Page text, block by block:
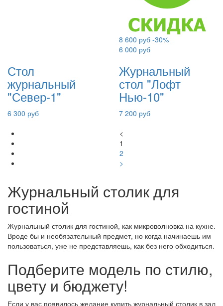
8 600 руб -30%
6 000 руб
Стол
журнальный
"Север-1"
6 300 руб
Журнальный
стол "Лофт
Нью-10"
7 200 руб
<
1
2
>
Журнальный столик для
гостиной
Журнальный столик для гостиной, как микроволновка на кухне.
Вроде бы и необязательный предмет, но когда начинаешь им
пользоваться, уже не представляешь, как без него обходиться.
Подберите модель по стилю,
цвету и бюджету!
Если у вас появилось желание купить журнальный столик в зал